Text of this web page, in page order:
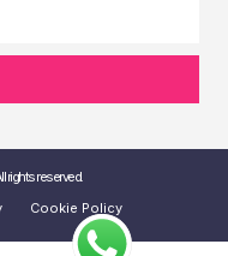
rights reserved.
Cookie Policy